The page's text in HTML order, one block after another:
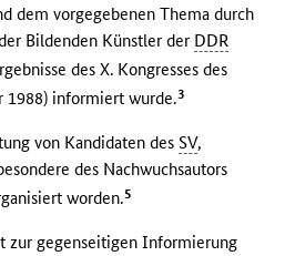
dem vorgegebenen Thema durch
Bildenden Künstler der DDR
des X. Kongresses des
1988) informiert wurde.3
von Kandidaten desSV,
des Nachwuchsautors
worden.5
zur gegenseitigen Informierung